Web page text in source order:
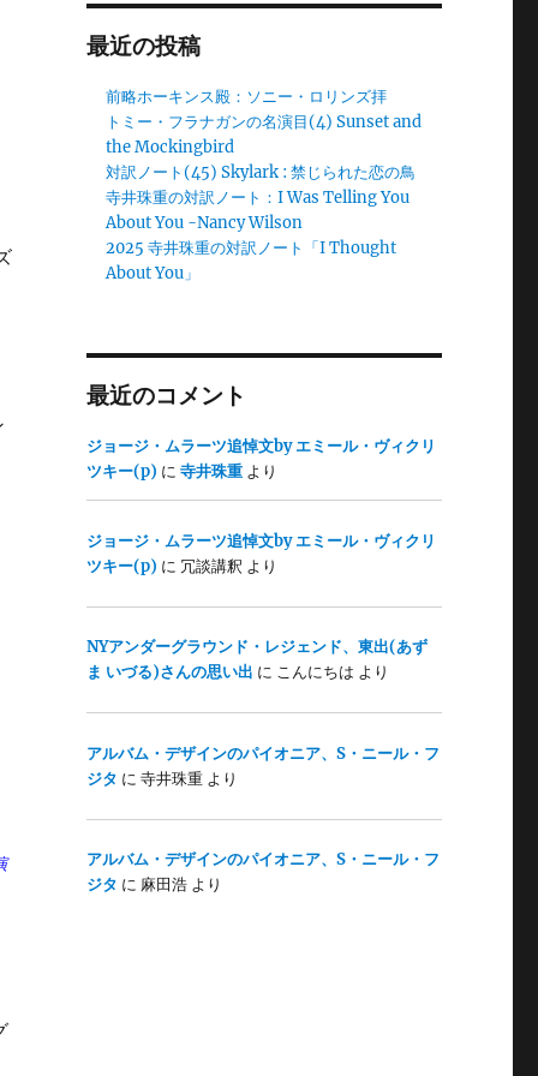
最近の投稿
前略ホーキンス殿：ソニー・ロリンズ拝
トミー・フラナガンの名演目(4) Sunset and
the Mockingbird
対訳ノート(45) Skylark : 禁じられた恋の鳥
寺井珠重の対訳ノート：I Was Telling You
About You -Nancy Wilson
2025 寺井珠重の対訳ノート「I Thought
About You」
最近のコメント
ジョージ・ムラーツ追悼文by エミール・ヴィクリ
ツキー(p) に 寺井珠重より
ジョージ・ムラーツ追悼文by エミール・ヴィクリ
ツキー(p) に 冗談講釈 より
NYアンダーグラウンド・レジェンド、東出(あず
ま いづる)さんの思い出 に こんにちは より
アルバム・デザインのパイオニア、S・ニール・フ
ジタ に 寺井珠重より
アルバム・デザインのパイオニア、S・ニール・フ
ジタ に 麻田浩より